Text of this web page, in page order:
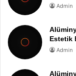
Admin
Estetik
Admin